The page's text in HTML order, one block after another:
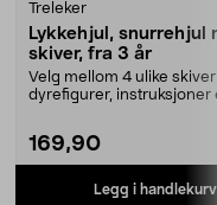
Treleker
Lykkehjul, snurrehjul
skiver, fra 3 år
Velg mellom 4 ulike
dyrefigurer, instruksjoner
169,90
Legg i handlekurv